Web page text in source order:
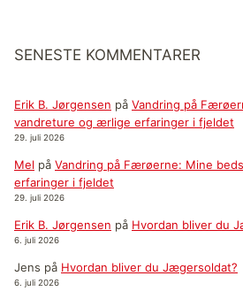
SENESTE KOMMENTARER
Erik B. Jørgensen på Vandring på
vandreture og ærlige erfaringer i fjeldet
29. juli 2026
Mel på Vandring på Færøerne: Mine
erfaringer i fjeldet
29. juli 2026
Erik B. Jørgensen på Hvordan bliver du
6. juli 2026
Jens på Hvordan bliver du Jægersoldat?
6. juli 2026